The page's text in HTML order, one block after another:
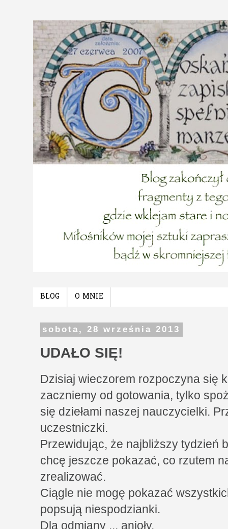
BLOG O MNIE
sobota, 28 września 2013
UDAŁO SIĘ!
Dzisiaj wieczorem rozpoczyna się
zaczniemy od gotowania, tylko
się dziełami naszej nauczycielki.
uczestniczki.
Przewidując, że najbliższy tydzień
chcę jeszcze pokazać, co rzutem
zrealizować.
Ciągle nie mogę pokazać
popsują niespodzianki.
Dla odmiany ... anioły.